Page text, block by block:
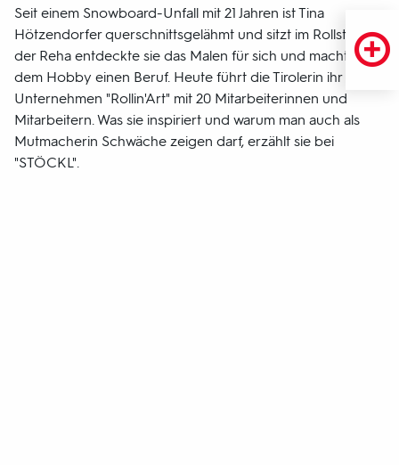
Seit einem Snowboard-Unfall mit 21 Jahren ist Tina
Hötzendorfer querschnittsgelähmt und sitzt im Rollstuhl. In
der Reha entdeckte sie das Malen für sich und machte aus
dem Hobby einen Beruf. Heute führt die Tirolerin ihr
Unternehmen "Rollin'Art" mit 20 Mitarbeiterinnen und
Mitarbeitern. Was sie inspiriert und warum man auch als
Mutmacherin Schwäche zeigen darf, erzählt sie bei
"STÖCKL".